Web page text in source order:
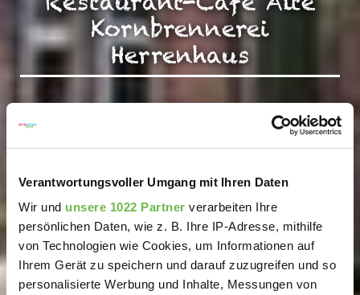
Verantwortungsvoller Umgang mit Ihren Daten
Wir und unsere 1022 Partner verarbeiten Ihre
persönlichen Daten, wie z. B. Ihre IP-Adresse, mithilfe
von Technologien wie Cookies, um Informationen auf
Ihrem Gerät zu speichern und darauf zuzugreifen und so
personalisierte Werbung und Inhalte, Messungen von
Kornbrennerei
Herrenhaus